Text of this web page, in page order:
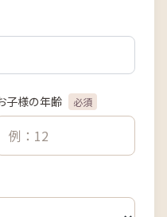
子様の年齢 必須